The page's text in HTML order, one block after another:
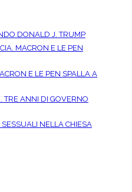
DONALD J. TRUMP
MACRON E LE PEN
E LE PEN SPALLA A
TRE ANNI DI GOVERNO
NELLA CHIESA